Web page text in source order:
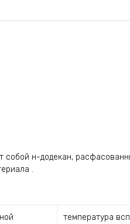
собой н-додекан,
.
температура